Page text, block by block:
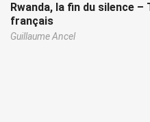
Rwanda, la fin du silence
français
Guillaume Ancel